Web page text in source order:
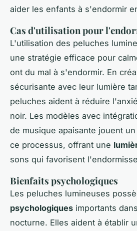
aider les enfants à s'endormir
Cas d'utilisation pour
L'utilisation des peluches
une stratégie efficace pour
ont du mal à s'endormir. En
sécurisante avec leur lumière
peluches aident à réduire
noir. Les modèles avec
de musique apaisante jouent
ce processus, offrant une
sons qui favorisent
Bienfaits psychologiques
Les peluches lumineuses
psychologiques importants
nocturne. Elles aident à établir